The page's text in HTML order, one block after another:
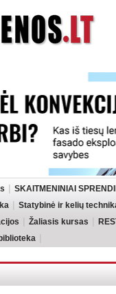
SKAITMENINIAI
Statybinė ir kelių
Žaliasis kursas